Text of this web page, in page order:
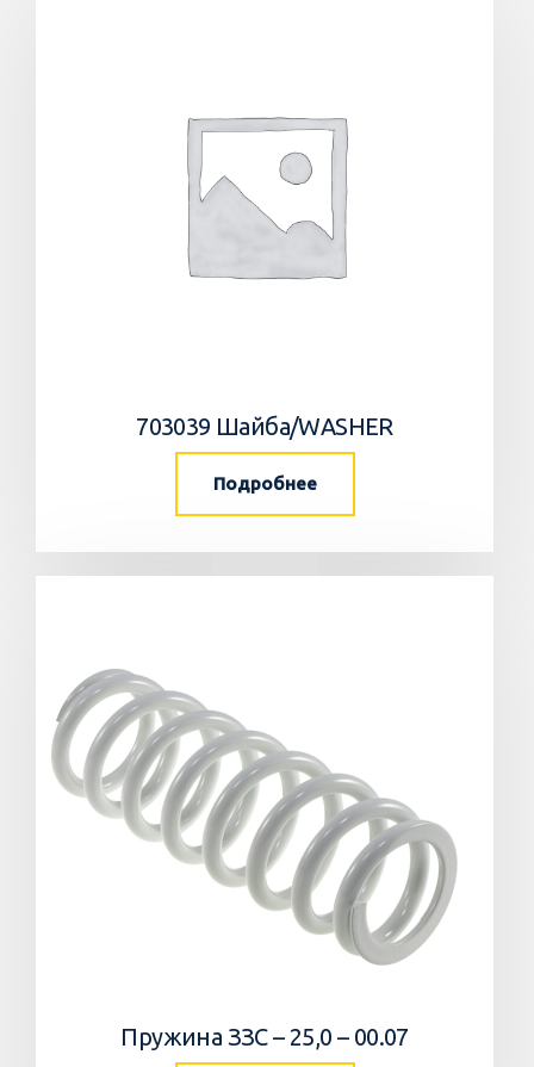
703039 Шайба/WASHER
Подробнее
Пружина ЗЗС – 25,0 – 00.07